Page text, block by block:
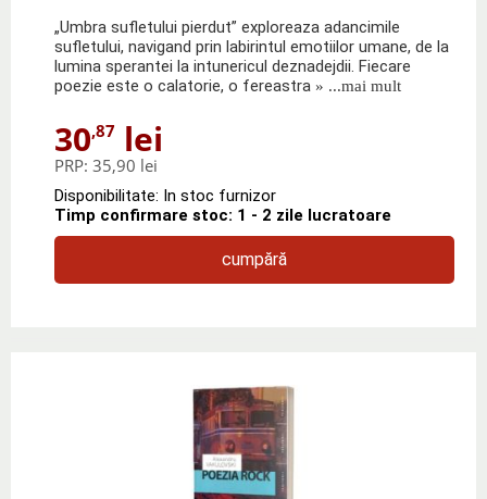
„Umbra sufletului pierdut” exploreaza adancimile
sufletului, navigand prin labirintul emotiilor umane, de la
lumina sperantei la intunericul deznadejdii. Fiecare
poezie este o calatorie, o fereastra » ...mai mult
30,87 lei
PRP: 35,90 lei
Disponibilitate: In stoc furnizor
Timp confirmare stoc: 1 - 2 zile lucratoare
cumpără